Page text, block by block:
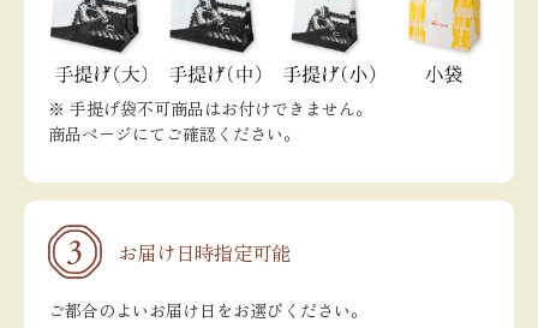
※ 手提げ袋不可商品はお付けできません。
商品ページにてご確認ください。
お届け日時指定可能
ご都合のよいお届け日をお選びください。